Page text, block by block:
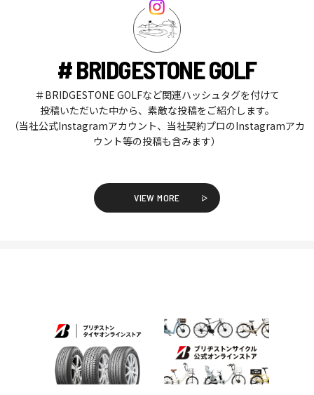
# BRIDGESTONE GOLF
＃BRIDGESTONE GOLFなど関連ハッシュタグを付けて
投稿いただいた中から、素敵な投稿をご紹介します。
（当社公式Instagramアカウント、当社契約プロのInstagramアカ
ウント等の投稿も含みます）
VIEW MORE